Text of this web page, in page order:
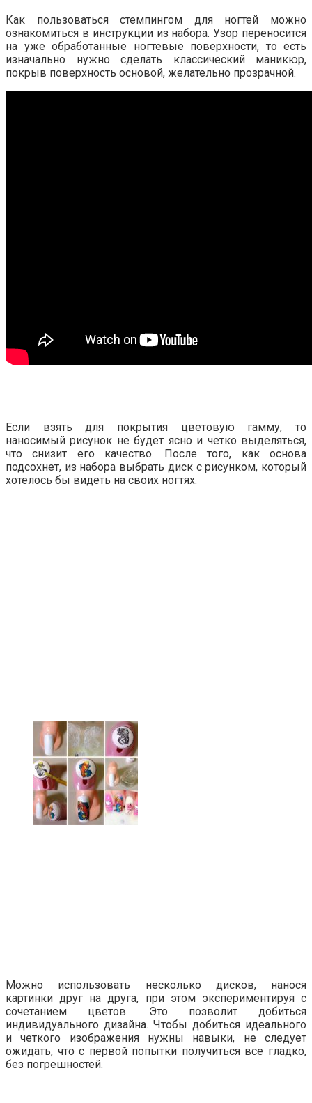
Как пользоваться стемпингом для ногтей можно
ознакомиться в инструкции из набора. Узор переносится
на уже обработанные ногтевые поверхности, то есть
изначально нужно сделать классический маникюр,
покрыв поверхность основой, желательно прозрачной.
Если взять для покрытия цветовую гамму, то
наносимый рисунок не будет ясно и четко выделяться,
что снизит его качество. После того, как основа
подсохнет, из набора выбрать диск с рисунком, который
хотелось бы видеть на своих ногтях.
Можно использовать несколько дисков, нанося
картинки друг на друга, при этом экспериментируя с
сочетанием цветов. Это позволит добиться
индивидуального дизайна. Чтобы добиться идеального
и четкого изображения нужны навыки, не следует
ожидать, что с первой попытки получиться все гладко,
без погрешностей.